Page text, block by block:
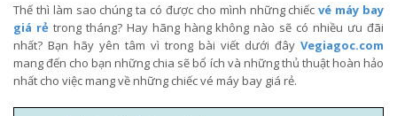
Thế thì làm sao chúng ta có được cho mình những chiếcvé máy bay
giá rẻ trong tháng? Hay hãng hàng không nào sẽ có nhiều ưu đãi
nhất? Bạn hãy yên tâm vì trong bài viết dưới đây Vegiagoc.com
mang đến cho bạn những chia sẽ bổ ích và những thủ thuật hoàn hảo
nhất cho việc mang về những chiếc vé máy bay giá rẻ.